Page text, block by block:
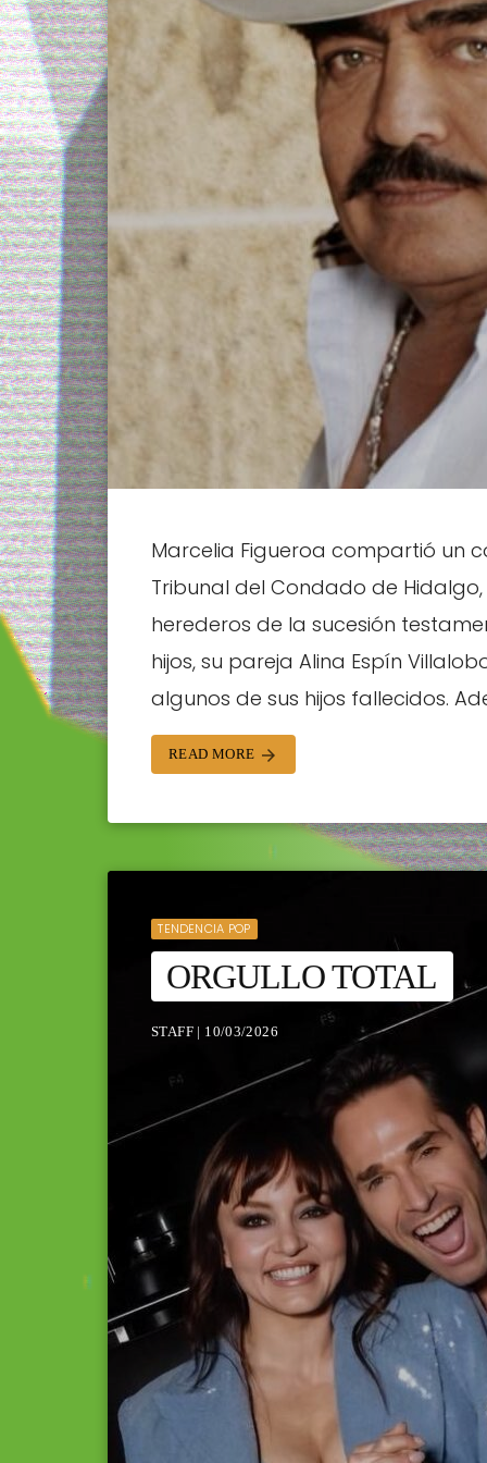
Marcelia Figueroa compartió un
Tribunal del Condado de
herederos de la sucesión
hijos, su pareja Alina Espín
algunos de sus hijos fallecidos.
READ MORE arrow_forward
TENDENCIA POP
ORGULLO TOTAL
STAFF | 10/03/2026